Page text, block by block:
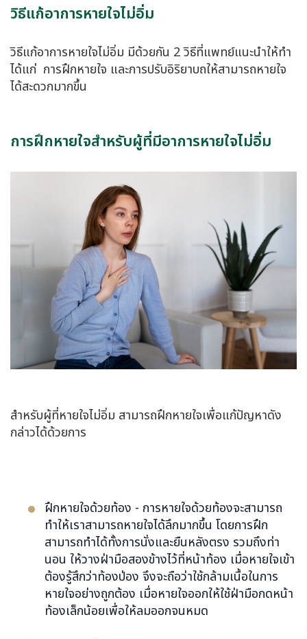
วิธีแก้อาการหายใจไม่อิ่ม
วิธีแก้อาการหายใจไม่อิ่ม มีด้วยกัน 2 วิธีที่แพทย์แนะนำให้ทำ
ได้แก่ การฝึกหายใจ และการปรับอิริยาบถให้สามารถหายใจ
ได้สะดวกมากขึ้น
การฝึกหายใจสำหรับผู้ที่มีอาการหายใจไม่อิ่ม
สำหรับผู้ที่หายใจไม่อิ่ม สามารถฝึกหายใจเพื่อแก้ปัญหาดัง
กล่าวได้ด้วยการ
ฝึกหายใจด้วยท้อง - การหายใจด้วยท้องจะสามารถ
ทำให้เราสามารถหายใจได้ลึกมากขึ้น โดยการฝึก
สามารถทำได้ทั้งการนั่งและยืนหลังตรง รวมถึงท่า
นอน ให้วางฝ่ามือสองข้างไว้ที่หน้าท้อง เมื่อหายใจเข้า
ต้องรู้สึกว่าท้องป่อง จึงจะถือว่าใช้กล้ามเนื้อในการ
หายใจอย่างถูกต้อง เมื่อหายใจออกให้ใช้ฝ่ามือกดหน้า
ท้องเล็กน้อยเพื่อให้ลมออกจนหมด